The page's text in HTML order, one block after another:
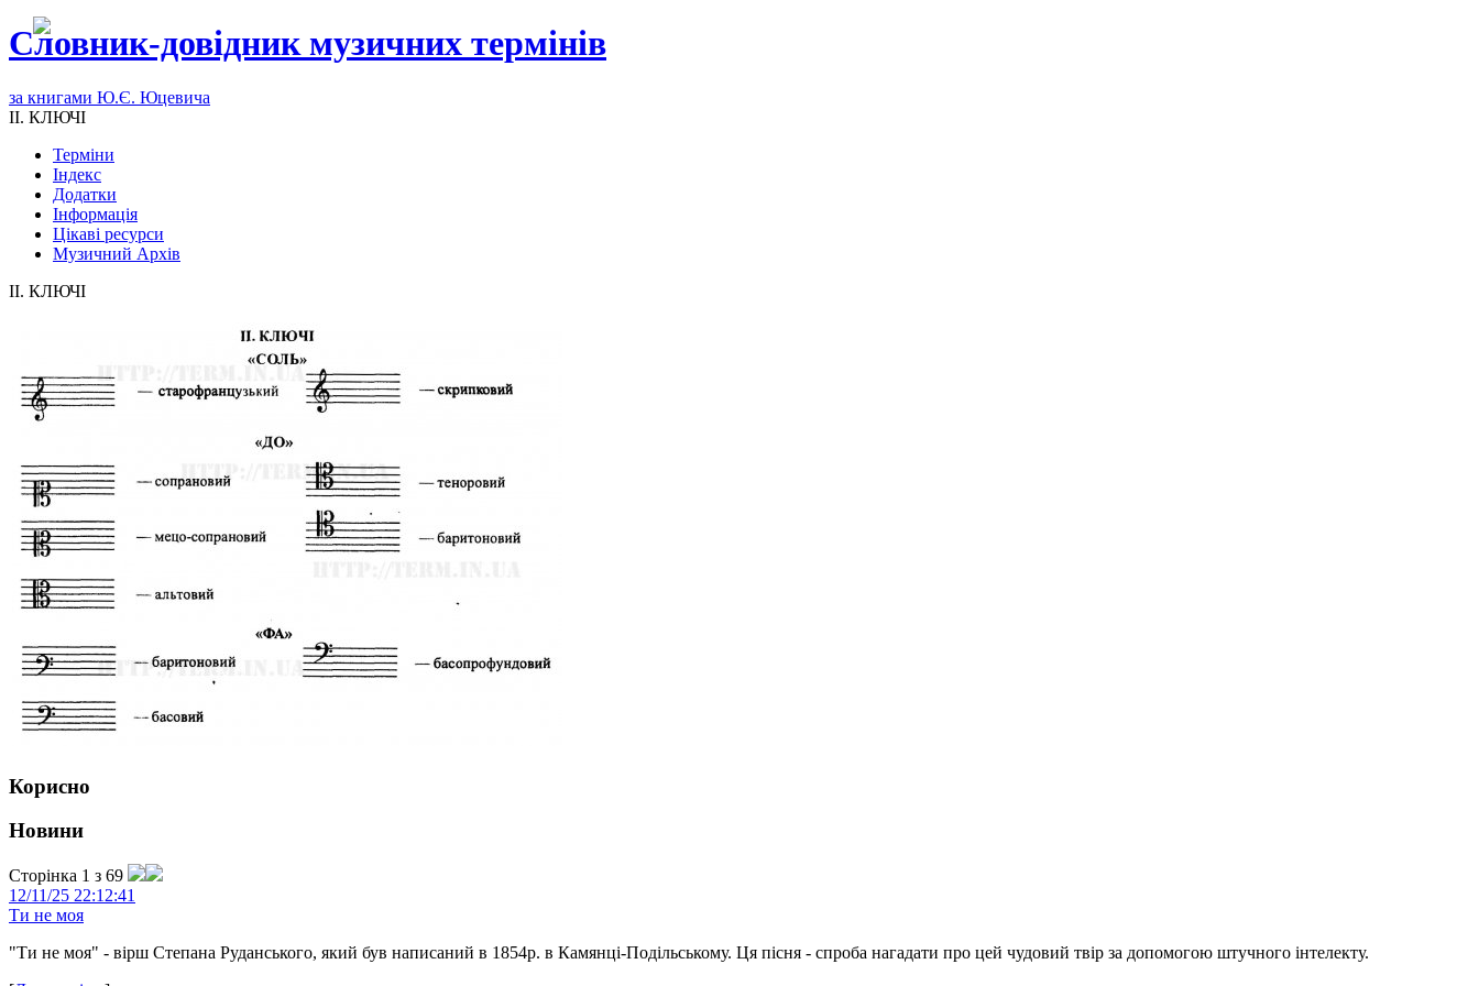
Словник-довідник музичних термінів
за книгами Ю.Є. Юцевича
II. КЛЮЧІ
Терміни
Індекс
Додатки
Інформація
Цікаві ресурси
Музичний Архів
II. КЛЮЧІ
Корисно
Новини
Сторінка 1 з 69
12/11/25 22:12:41
Ти не моя
"Ти не моя" - вірш Степана Руданського, який був написаний в 1854р. в Камянці-Подільському. Ця пісня - спроба нагадати про цей чудовий твір за допомогою штучного інтелекту.